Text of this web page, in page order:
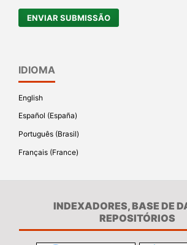
ENVIAR SUBMISSÃO
IDIOMA
English
Español (España)
Português (Brasil)
Français (France)
INDEXADORES, BASE DE
REPOSITÓRIOS